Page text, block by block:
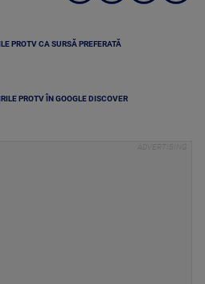
PROTV CA SURSĂ PREFERATĂ
PROTV ÎN GOOGLE DISCOVER